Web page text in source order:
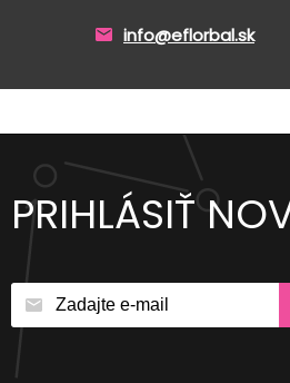
info@eflorbal.sk
PRIHLÁSIŤ